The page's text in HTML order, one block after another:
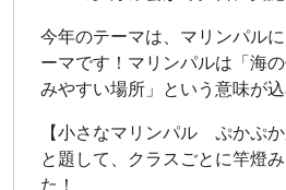
今年のテーマは、マリンパル
ーマです！マリンパルは「海
みやすい場所」という意味が込
【小さなマリンパル ぷかぷか
と題して、クラスごとに竿燈
た！